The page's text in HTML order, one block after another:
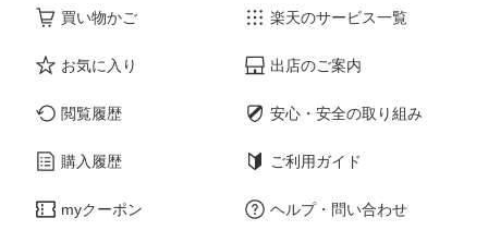
買い物かご
お気に入り
閲覧履歴
購入履歴
myクーポン
楽天のサービス一覧
出店のご案内
安心・安全の取り組み
ご利用ガイド
ヘルプ・問い合わせ